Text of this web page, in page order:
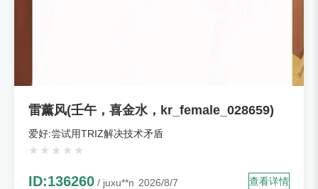
雷薰风(壬午，喜金水，kr_female_028659)
爱好:尝试用TRIZ解决技术矛盾
ID:136260 / juxu**n 2026/8/7 查看详情